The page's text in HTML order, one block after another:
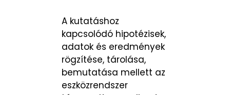
A kutatáshoz
kapcsolódó hipotézisek,
adatok és eredmények
rögzítése, tárolása,
bemutatása mellett az
eszközrendszer